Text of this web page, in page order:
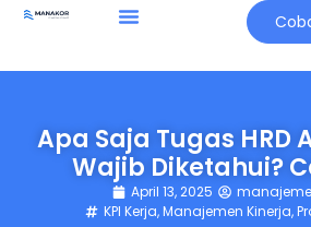
Apa Saja Tugas HRD
Wajib Diketahui?
April 13, 2025
KPI Kerja,Manajemen Kinerja,